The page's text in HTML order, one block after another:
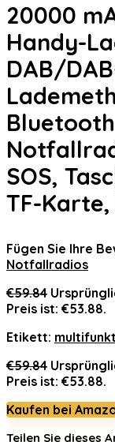
20000
Handy-
DAB/
SOS,
TF-
Fügen Sie Ihre
Notfallradios
€59.84
Preis ist: €53.88.
Etikett:
€59.84
Preis ist: €53.88.
Kaufen bei
Teilen Sie dieses